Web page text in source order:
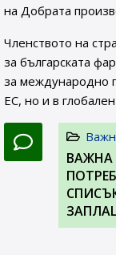
на Добрата
Членството на
за българската
за международно
ЕС, но и в